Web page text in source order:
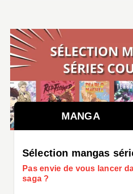
MANGA
Sélection mangas
Pas envie de vous lancer
saga ?